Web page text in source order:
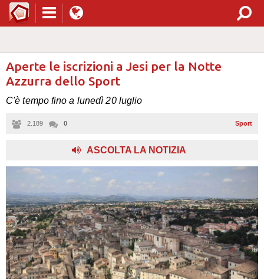
Aperte le iscrizioni a Jesi per la Notte
Azzurra dello Sport
C'è tempo fino a lunedì 20 luglio
2.189 0 Sport
ASCOLTA LA NOTIZIA